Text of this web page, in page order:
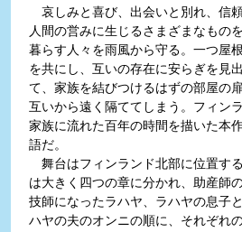
哀しみと喜び、出会いと別れ、信
人間の営みに生じるさまざまなもの
暮らす人々を雨風から守る。一つ屋
を共にし、互いの存在に安らぎを見
て、家族を結びつけるはずの部屋の
互いから遠く隔ててしまう。フィン
家族に流れた百年の時間を描いた本
語だ。
舞台はフィンランド北部に位置す
は大きく四つの章に分かれ、助産師
技師になったラハヤ、ラハヤの息子
ハヤの夫のオンニの順に、それぞれ